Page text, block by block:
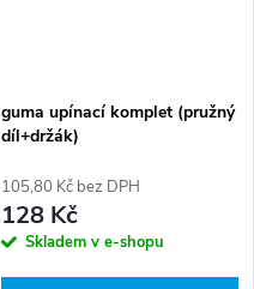
guma upínací komplet (pružný
díl+držák)
105,80 Kč bez DPH
128 Kč
Skladem v e-shopu